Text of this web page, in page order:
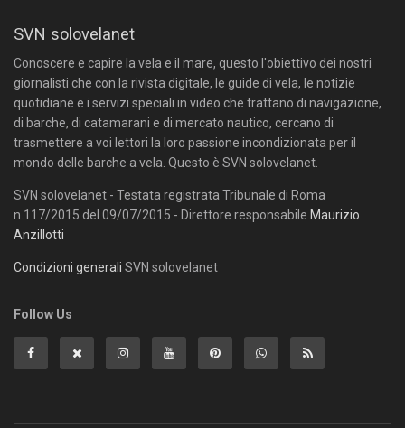
SVN solovelanet
Conoscere e capire la vela e il mare, questo l'obiettivo dei nostri
giornalisti che con la rivista digitale, le guide di vela, le notizie
quotidiane e i servizi speciali in video che trattano di navigazione,
di barche, di catamarani e di mercato nautico, cercano di
trasmettere a voi lettori la loro passione incondizionata per il
mondo delle barche a vela. Questo è SVN solovelanet.
SVN solovelanet - Testata registrata Tribunale di Roma
n.117/2015 del 09/07/2015 - Direttore responsabile Maurizio
Anzillotti
Condizioni generali SVN solovelanet
Follow Us